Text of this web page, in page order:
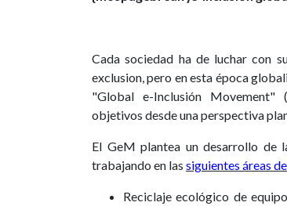
Cada sociedad ha de luchar con
exclusion, pero en esta época
"Global e-Inclusión Movement"
objetivos desde una perspectiva
El GeM plantea un desarrollo de
trabajando en las siguientes áreas
Reciclaje ecológico de